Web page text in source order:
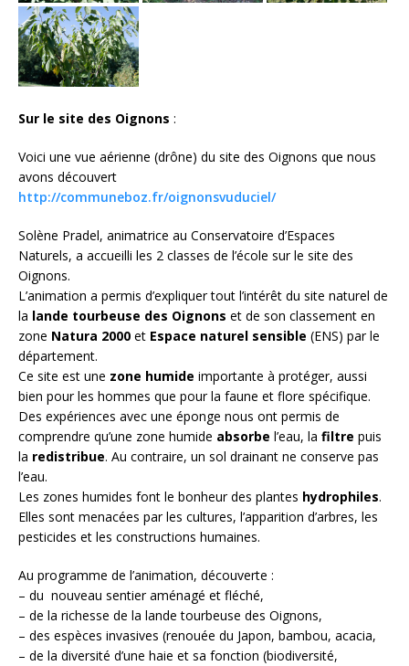
Sur le site des Oignons :
Voici une vue aérienne (drône) du site des Oignons que nous
avons découvert
http://communeboz.fr/oignonsvuduciel/
Solène Pradel, animatrice au Conservatoire d’Espaces
Naturels, a accueilli les 2 classes de l’école sur le site des
Oignons.
L’animation a permis d’expliquer tout l’intérêt du site naturel de
la lande tourbeuse des Oignons et de son classement en
zone Natura 2000 et Espace naturel sensible (ENS) par le
département.
Ce site est une zone humide importante à protéger, aussi
bien pour les hommes que pour la faune et flore spécifique.
Des expériences avec une éponge nous ont permis de
comprendre qu’une zone humide absorbe l’eau, la filtre puis
la redistribue. Au contraire, un sol drainant ne conserve pas
l’eau.
Les zones humides font le bonheur des plantes hydrophiles.
Elles sont menacées par les cultures, l’apparition d’arbres, les
pesticides et les constructions humaines.
Au programme de l’animation, découverte :
– du nouveau sentier aménagé et fléché,
– de la richesse de la lande tourbeuse des Oignons,
– des espèces invasives (renouée du Japon, bambou, acacia,
– de la diversité d’une haie et sa fonction (biodiversité,